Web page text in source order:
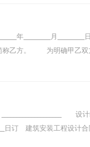
年_________月
称乙方。 为明确甲乙双
设计
日订 建筑安装工程设